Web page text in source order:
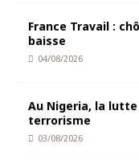
France Travail :
baisse
04/08/2026
Au Nigeria, la
terrorisme
03/08/2026